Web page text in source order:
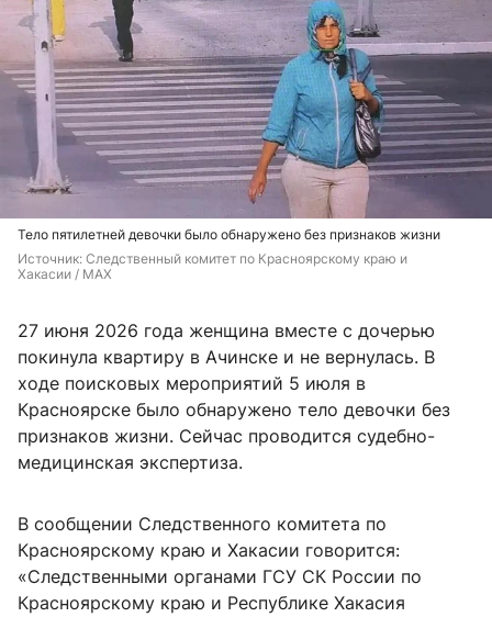
Тело пятилетней девочки было обнаружено без признаков жизни
Источник: Следственный комитет по Красноярскому краю и
Хакасии / MAX
27 июня 2026 года женщина вместе с дочерью
покинула квартиру в Ачинске и не вернулась. В
ходе поисковых мероприятий 5 июля в
Красноярске было обнаружено тело девочки без
признаков жизни. Сейчас проводится судебно-
медицинская экспертиза.
В сообщении Следственного комитета по
Красноярскому краю и Хакасии говорится:
«Следственными органами ГСУ СК России по
Красноярскому краю и Республике Хакасия